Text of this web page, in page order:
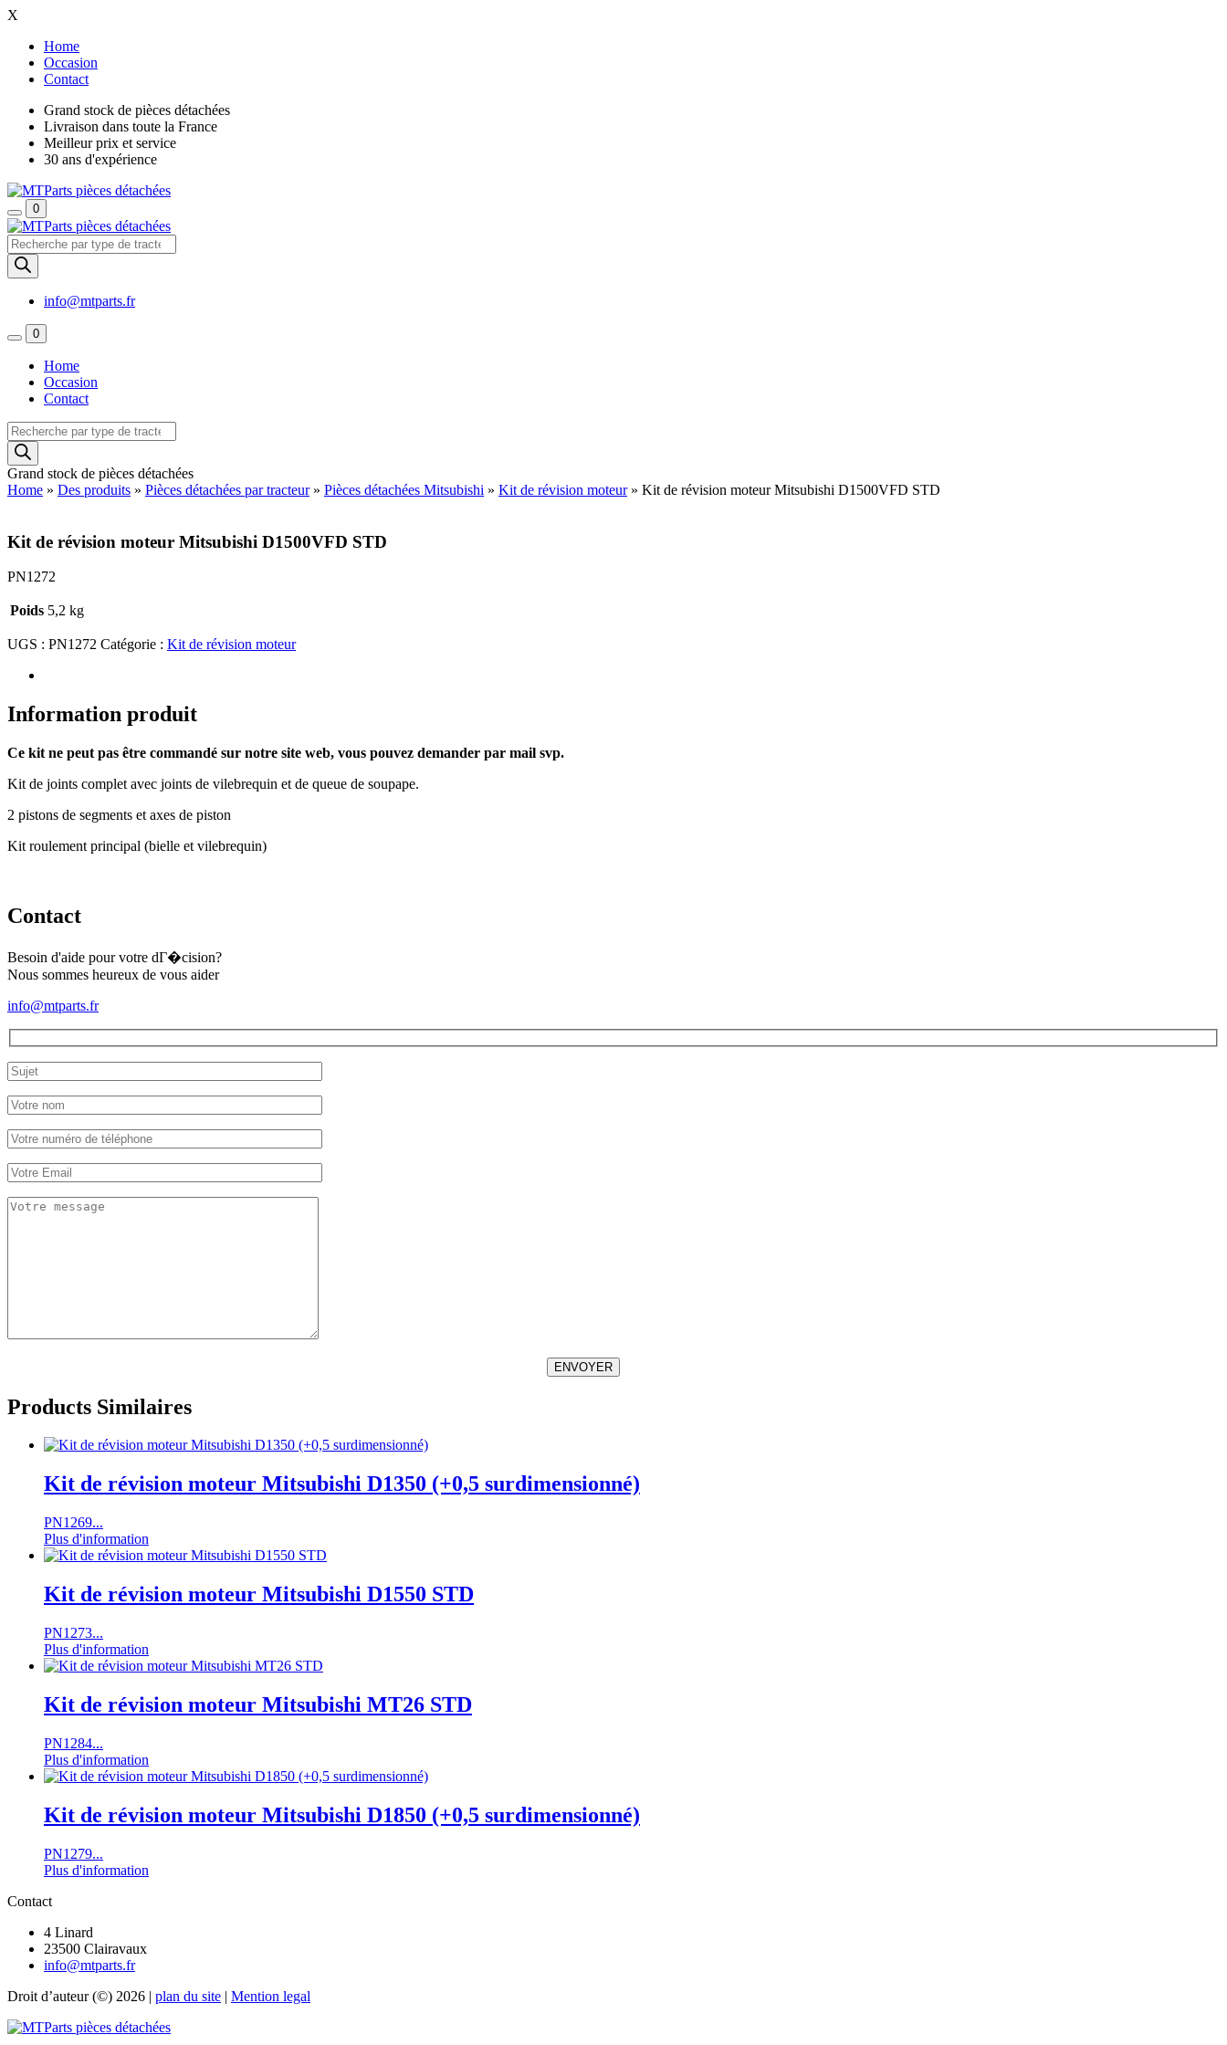
X
Home
Occasion
Contact
Grand stock de pièces détachées
Livraison dans toute la France
Meilleur prix et service
30 ans d'expérience
0
Recherche
de
produits
info@mtparts.fr
0
Home
Occasion
Contact
Recherche
de
produits
Grand stock de pièces détachées
Home » Des produits » Pièces détachées par tracteur» Pièces détachées Mitsubishi » Kit de révision moteur» Kit de révision moteur Mitsubishi D1500VFD STD
Kit de révision moteur Mitsubishi D1500VFD STD
PN1272
Poids 5,2 kg
UGS : PN1272 Catégorie : Kit de révision moteur
Information produit
Ce kit ne peut pas être commandé sur notre site web, vous pouvez demander par mail svp.
Kit de joints complet avec joints de vilebrequin et de queue de soupape.
2 pistons de segments et axes de piston
Kit roulement principal (bielle et vilebrequin)
Contact
Besoin d'aide pour votre dГ�cision?
Nous sommes heureux de vous aider
info@mtparts.fr
ENVOYER
Products Similaires
Kit de révision moteur Mitsubishi D1350 (+0,5 surdimensionné)
PN1269...
Plus d'information
Kit de révision moteur Mitsubishi D1550 STD
PN1273...
Plus d'information
Kit de révision moteur Mitsubishi MT26 STD
PN1284...
Plus d'information
Kit de révision moteur Mitsubishi D1850 (+0,5 surdimensionné)
PN1279...
Plus d'information
Contact
4 Linard
23500 Clairavaux
info@mtparts.fr
Droit d’auteur (©) 2026 | plan du site | Mention legal